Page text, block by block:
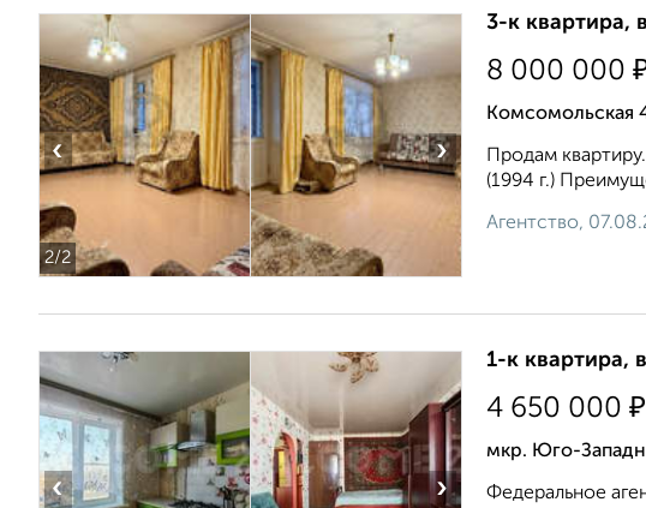
2/2
‹ ›
3-к квартира,
8 000 000
Комсомольская
Продам
(1994 г.)
Агентство,
‹ ›
1-к квартира,
4 650 000 ₽
мкр. Юго-
Федеральное